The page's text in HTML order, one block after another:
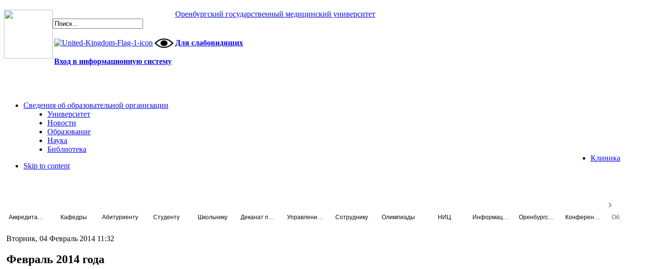
Оренбургский государственный медицинский университет
Для слабовидящих
Вход в информационную систему
Сведения об образовательной организации
Университет
Новости
Образование
Наука
Библиотека
Клиника
Skip to content
Кафедры Абитуриенту Студенту Школьнику Сотруднику Олимпиады НИЦ
Вторник, 04 Февраль 2014 11:32
Февраль 2014 года